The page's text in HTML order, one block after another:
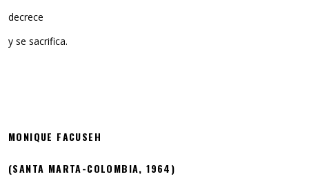
decrece
y se sacrifica.
MONIQUE FACUSEH
(SANTA MARTA-COLOMBIA, 1964)